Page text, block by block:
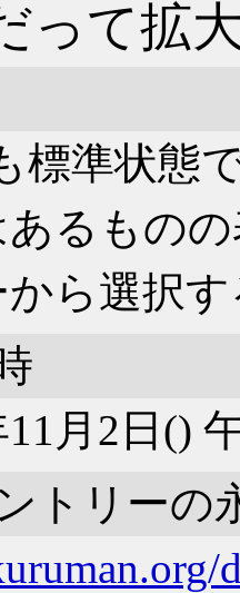
って拡
標準状態
るもの
から選択
11月2日()
トリーの